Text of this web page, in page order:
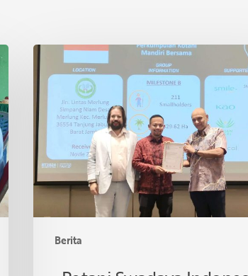
Berita
Petani
Swadaya
Indonesia
Raih
Sertifikasi
RSPO
di
Thailand